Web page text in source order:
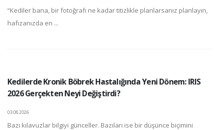
“Kediler bana, bir fotoğrafı ne kadar titizlikle planlarsanız planlayın,
hafızanızda en ...
Kedilerde Kronik Böbrek Hastalığında Yeni Dönem: IRIS
2026 Gerçekten Neyi Değiştirdi?
03.08.2026
Bazı kılavuzlar bilgiyi günceller. Bazıları ise bir düşünce biçimini